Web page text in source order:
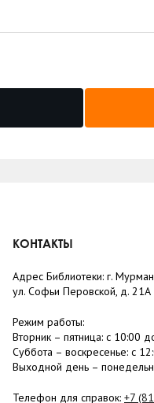
КОНТАКТЫ
Адрес Библиотеки: г.
ул. Софьи Перовской, д. 21А
Режим работы:
Вторник – пятница: с 10:00
Суббота – воскресенье: c
Выходной день –
Телефон для справок: +7